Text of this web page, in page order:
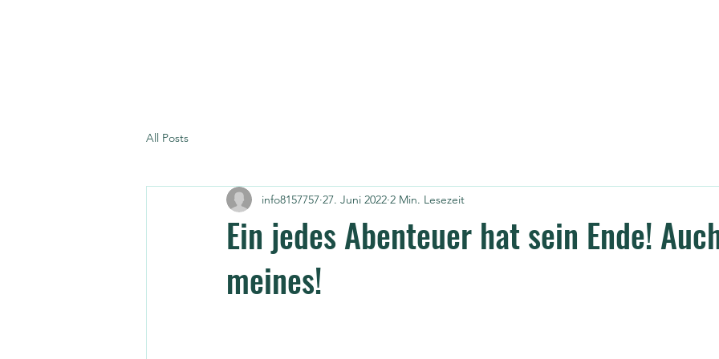
All Posts
Ein jedes Abenteuer hat sein Ende!
meines!
info8157757 27. Juni 2022 2 Min. Lesezeit